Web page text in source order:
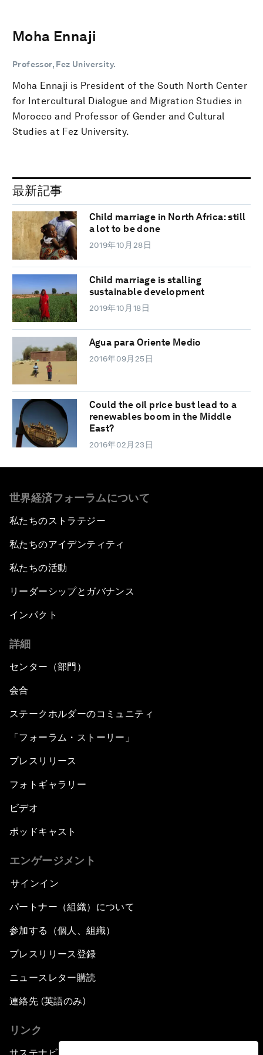
Moha Ennaji
Professor, Fez University.
Moha Ennaji is President of the South North Center
for Intercultural Dialogue and Migration Studies in
Morocco and Professor of Gender and Cultural
Studies at Fez University.
最新記事
Child marriage in North Africa: still
a lot to be done
2019年10月28日
Child marriage is stalling
sustainable development
2019年10月18日
Agua para Oriente Medio
2016年09月25日
Could the oil price bust lead to a
renewables boom in the Middle
East?
2016年02月23日
世界経済フォーラムについて
私たちのストラテジー
私たちのアイデンティティ
私たちの活動
リーダーシップとガバナンス
インパクト
詳細
センター（部門）
会合
ステークホルダーのコミュニティ
「フォーラム・ストーリー」
プレスリリース
フォトギャラリー
ビデオ
ポッドキャスト
エンゲージメント
サインイン
パートナー（組織）について
参加する（個人、組織）
プレスリリース登録
ニュースレター購読
連絡先 (英語のみ)
リンク